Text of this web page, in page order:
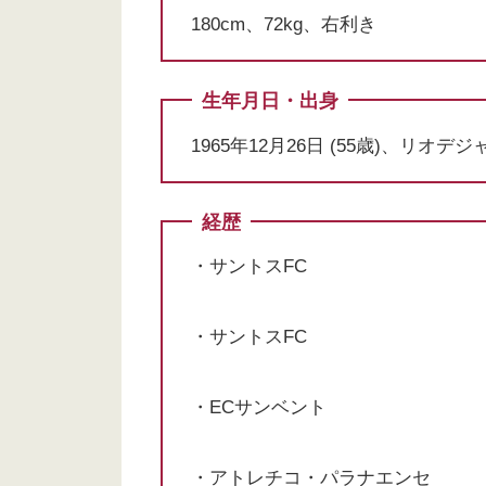
180cm、72kg、右利き
生年月日・出身
1965年12月26日 (55歳)、リオデジ
経歴
・サントスFC
・サントスFC
・ECサンベント
・アトレチコ・パラナエンセ